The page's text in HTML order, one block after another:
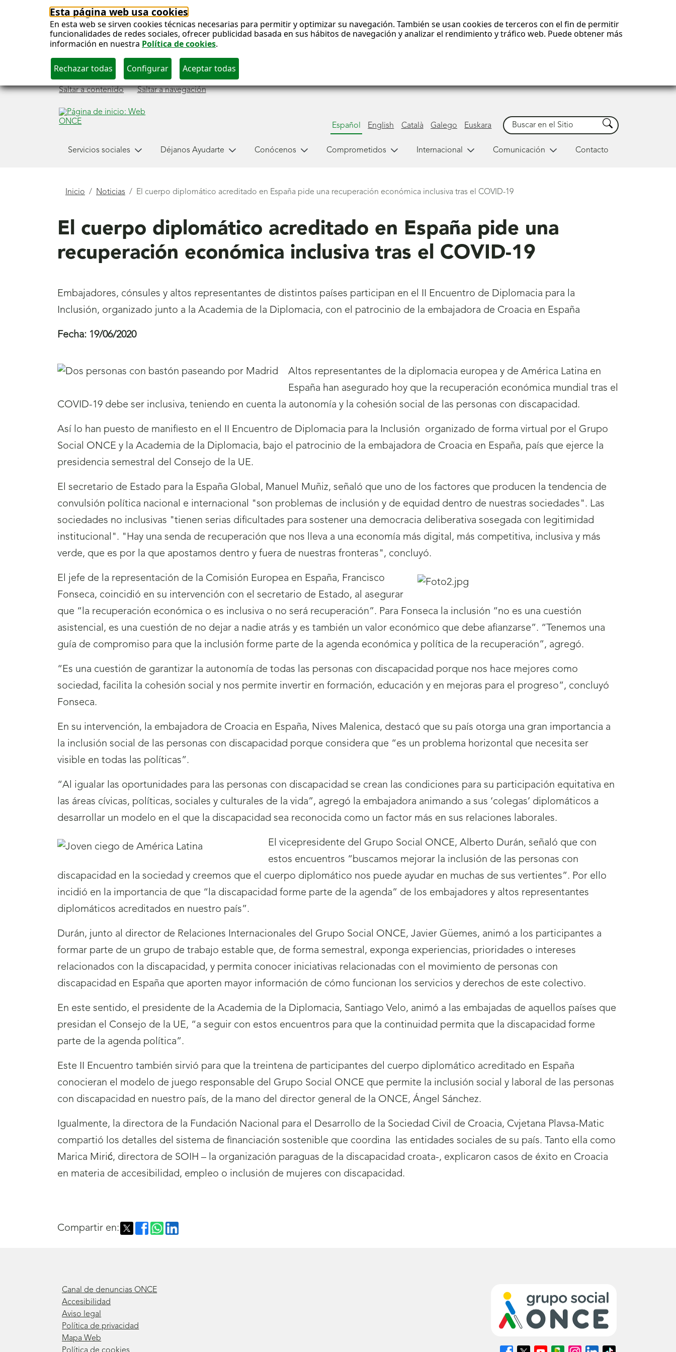
Esta página web usa cookies
En esta web se sirven cookies técnicas necesarias para permitir y optimizar su navegación. También se usan cookies de terceros con el fin de permitir
funcionalidades de redes sociales, ofrecer publicidad basada en sus hábitos de navegación y analizar el rendimiento y tráfico web. Puede obtener más
información en nuestra Política de cookies.
Saltar a contenido Saltar a navegación
Español English Català Galego Euskara
Buscar Buscar
Servicios sociales Déjanos Ayudarte Conócenos Comprometidos Internacional Comunicación Contacto
Está
Inicio Noticias El cuerpo diplomático acreditado en España pide una recuperación económica inclusiva tras el COVID-19
El cuerpo diplomático acreditado en España pide una
recuperación económica inclusiva tras el COVID-19
Embajadores, cónsules y altos representantes de distintos países participan en el II Encuentro de Diplomacia para la
Inclusión, organizado junto a la Academia de la Diplomacia, con el patrocinio de la embajadora de Croacia en España
Fecha: 19/06/2020
Altos representantes de la diplomacia europea y de América Latina en
España han asegurado hoy que la recuperación económica mundial tras el
COVID-19 debe ser inclusiva, teniendo en cuenta la autonomía y la cohesión social de las personas con discapacidad.
Así lo han puesto de manifiesto en el II Encuentro de Diplomacia para la Inclusión organizado de forma virtual por el Grupo
Social ONCE y la Academia de la Diplomacia, bajo el patrocinio de la embajadora de Croacia en España, país que ejerce la
presidencia semestral del Consejo de la UE.
El secretario de Estado para la España Global, Manuel Muñiz, señaló que uno de los factores que producen la tendencia de
convulsión política nacional e internacional "son problemas de inclusión y de equidad dentro de nuestras sociedades". Las
sociedades no inclusivas "tienen serias dificultades para sostener una democracia deliberativa sosegada con legitimidad
institucional". "Hay una senda de recuperación que nos lleva a una economía más digital, más competitiva, inclusiva y más
verde, que es por la que apostamos dentro y fuera de nuestras fronteras", concluyó.
El jefe de la representación de la Comisión Europea en España, Francisco
Fonseca, coincidió en su intervención con el secretario de Estado, al asegurar
que “la recuperación económica o es inclusiva o no será recuperación”. Para Fonseca la inclusión “no es una cuestión
asistencial, es una cuestión de no dejar a nadie atrás y es también un valor económico que debe afianzarse”. “Tenemos una
guía de compromiso para que la inclusión forme parte de la agenda económica y política de la recuperación”, agregó.
“Es una cuestión de garantizar la autonomía de todas las personas con discapacidad porque nos hace mejores como
sociedad, facilita la cohesión social y nos permite invertir en formación, educación y en mejoras para el progreso”, concluyó
Fonseca.
En su intervención, la embajadora de Croacia en España, Nives Malenica, destacó que su país otorga una gran importancia a
la inclusión social de las personas con discapacidad porque considera que “es un problema horizontal que necesita ser
visible en todas las políticas”.
“Al igualar las oportunidades para las personas con discapacidad se crean las condiciones para su participación equitativa en
las áreas cívicas, políticas, sociales y culturales de la vida”, agregó la embajadora animando a sus ‘colegas’ diplomáticos a
desarrollar un modelo en el que la discapacidad sea reconocida como un factor más en sus relaciones laborales.
El vicepresidente del Grupo Social ONCE, Alberto Durán, señaló que con
estos encuentros “buscamos mejorar la inclusión de las personas con
discapacidad en la sociedad y creemos que el cuerpo diplomático nos puede ayudar en muchas de sus vertientes”. Por ello
incidió en la importancia de que “la discapacidad forme parte de la agenda” de los embajadores y altos representantes
diplomáticos acreditados en nuestro país”.
Durán, junto al director de Relaciones Internacionales del Grupo Social ONCE, Javier Güemes, animó a los participantes a
formar parte de un grupo de trabajo estable que, de forma semestral, exponga experiencias, prioridades o intereses
relacionados con la discapacidad, y permita conocer iniciativas relacionadas con el movimiento de personas con
discapacidad en España que aporten mayor información de cómo funcionan los servicios y derechos de este colectivo.
En este sentido, el presidente de la Academia de la Diplomacia, Santiago Velo, animó a las embajadas de aquellos países que
presidan el Consejo de la UE, “a seguir con estos encuentros para que la continuidad permita que la discapacidad forme
parte de la agenda política”.
Este II Encuentro también sirvió para que la treintena de participantes del cuerpo diplomático acreditado en España
conocieran el modelo de juego responsable del Grupo Social ONCE que permite la inclusión social y laboral de las personas
con discapacidad en nuestro país, de la mano del director general de la ONCE, Ángel Sánchez.
Igualmente, la directora de la Fundación Nacional para el Desarrollo de la Sociedad Civil de Croacia, Cvjetana Plavsa-Matic
compartió los detalles del sistema de financiación sostenible que coordina las entidades sociales de su país. Tanto ella como
Marica Mirić, directora de SOIH – la organización paraguas de la discapacidad croata-, explicaron casos de éxito en Croacia
en materia de accesibilidad, empleo o inclusión de mujeres con discapacidad.
Compartir en:
Canal de denuncias ONCE
Accesibilidad
Aviso legal
Política de privacidad
Mapa Web
SíguenosSíguenosSíguenosSíguenosSíguenosSíguenosSíguenos